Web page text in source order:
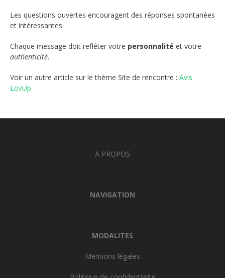
Les questions ouvertes encouragent des réponses spontanées
et intéressantes.
Chaque message doit refléter votre personnalité et votre
authenticité.
Voir un autre article sur le thème Site de rencontre : Avis
LovUp
A PROPOS
NAVIGATION
MODALITES
Mentions légales